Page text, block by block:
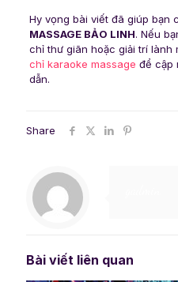
Hy vọng bài viết đã giúp bạn
MASSAGE BẢO LINH. Nếu
chỉ thư giãn hoặc giải trí lành
chỉ karaoke massage để cập
dẫn.
Share
Bài viết liên quan